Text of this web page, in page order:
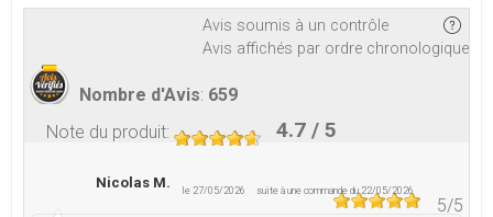
Avis soumis à un contrôle
Avis affichés par ordre chronologique
Nombre d'Avis: 659
Note du produit: 4.7 / 5
Nicolas M. le 27/05/2026 suite à une commande du 22/05/2026
5/5